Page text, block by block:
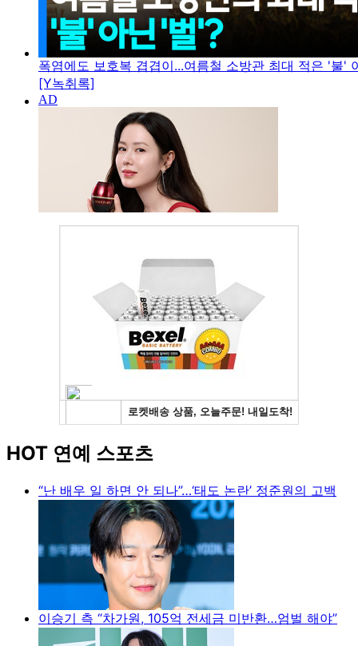
폭염에도 보호복 겹겹이...여름철 소방관 최대 적은 '불'
[Y녹취록]
HOT 연예 스포츠
“난 배우 일 하면 안 되나”…‘태도 논란’ 정준원의 고백
이승기 측 “차가원, 105억 전세금 미반환…엄벌 해야”